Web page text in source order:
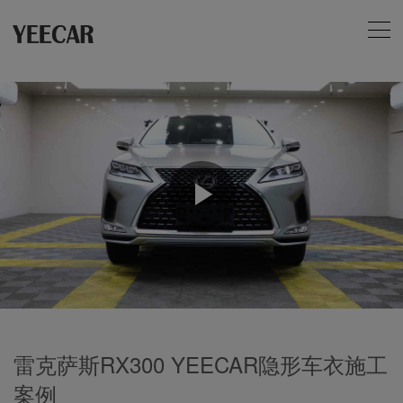
Play
Video
雷克萨斯RX300 YEECAR隐形车衣施工
案例